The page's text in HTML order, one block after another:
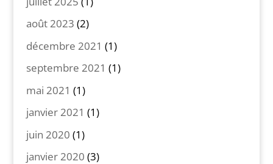
août 2023 (2)
décembre 2021 (1)
septembre 2021 (1)
mai 2021 (1)
janvier 2021 (1)
juin 2020 (1)
janvier 2020 (3)